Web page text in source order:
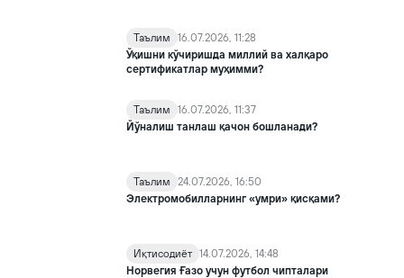
Таълим
16.07.2026, 11:28
Ўқишни кўчиришда миллий ва халқаро
сертификатлар муҳимми?
Таълим
16.07.2026, 11:37
Йўналиш танлаш қачон бошланади?
Таълим
24.07.2026, 16:50
Электромобилларнинг «умри» қисқами?
Иқтисодиёт 14.07.2026, 14:48
Норвегия Ғазо учун футбол чипталари